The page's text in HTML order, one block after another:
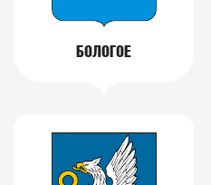
БОЛОГОЕ